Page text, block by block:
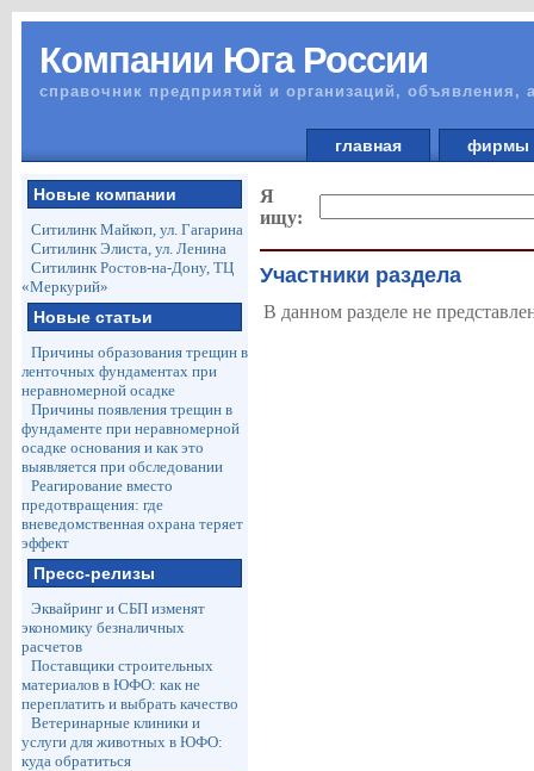
Компании Юга России
справочник предприятий и организаций, объявления,
главная
Новые компании
Ситилинк Майкоп, ул. Гагарина
Ситилинк Элиста, ул. Ленина
Ситилинк Ростов-на-Дону, ТЦ
«Меркурий»
Новые статьи
Причины образования трещин в
ленточных фундаментах при
неравномерной осадке
Причины появления трещин в
фундаменте при неравномерной
осадке основания и как это
выявляется при обследовании
Реагирование вместо
предотвращения: где
вневедомственная охрана теряет
эффект
Пресс-релизы
Эквайринг и СБП изменят
экономику безналичных
расчетов
Поставщики строительных
материалов в ЮФО: как не
переплатить и выбрать качество
Ветеринарные клиники и
услуги для животных в ЮФО:
куда обратиться
Я
ищу:
Участники раздела
В данном разделе не